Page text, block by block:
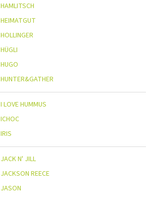
HAMLITSCH
HEIMATGUT
HOLLINGER
HÜGLI
HUGO
HUNTER&GATHER
I LOVE HUMMUS
ICHOC
IRIS
JACK N' JILL
JACKSON REECE
JASON